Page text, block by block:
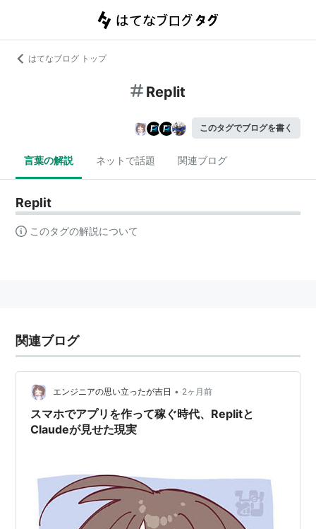
はてなブログ トップ
Replit
このタグでブログを書く
言葉の解説 ネットで話題 関連ブログ
Replit
このタグの解説について
関連ブログ
エンジニアの思い立ったが吉日 • 2ヶ月前
スマホでアプリを作って稼ぐ時代、Replitと
Claudeが見せた現実